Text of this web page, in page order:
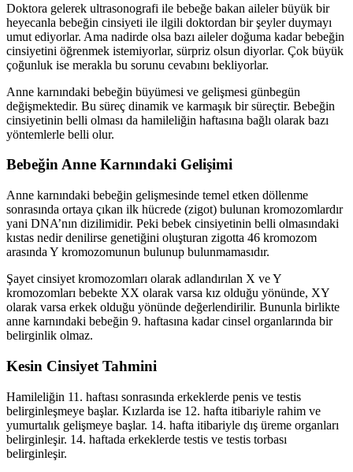
Doktora gelerek ultrasonografi ile bebeğe bakan aileler büyük bir
heyecanla bebeğin cinsiyeti ile ilgili doktordan bir şeyler duymayı
umut ediyorlar. Ama nadirde olsa bazı aileler doğuma kadar bebeğin
cinsiyetini öğrenmek istemiyorlar, sürpriz olsun diyorlar. Çok büyük
çoğunluk ise merakla bu sorunu cevabını bekliyorlar.
Anne karnındaki bebeğin büyümesi ve gelişmesi günbegün
değişmektedir. Bu süreç dinamik ve karmaşık bir süreçtir. Bebeğin
cinsiyetinin belli olması da hamileliğin haftasına bağlı olarak bazı
yöntemlerle belli olur.
Bebeğin Anne Karnındaki Gelişimi
Anne karnındaki bebeğin gelişmesinde temel etken döllenme
sonrasında ortaya çıkan ilk hücrede (zigot) bulunan kromozomlardır
yani DNA’nın dizilimidir. Peki bebek cinsiyetinin belli olmasındaki
kıstas nedir denilirse genetiğini oluşturan zigotta 46 kromozom
arasında Y kromozomunun bulunup bulunmamasıdır.
Şayet cinsiyet kromozomları olarak adlandırılan X ve Y
kromozomları bebekte XX olarak varsa kız olduğu yönünde, XY
olarak varsa erkek olduğu yönünde değerlendirilir. Bununla birlikte
anne karnındaki bebeğin 9. haftasına kadar cinsel organlarında bir
belirginlik olmaz.
Kesin Cinsiyet Tahmini
Hamileliğin 11. haftası sonrasında erkeklerde penis ve testis
belirginleşmeye başlar. Kızlarda ise 12. hafta itibariyle rahim ve
yumurtalık gelişmeye başlar. 14. hafta itibariyle dış üreme organları
belirginleşir. 14. haftada erkeklerde testis ve testis torbası
belirginleşir.